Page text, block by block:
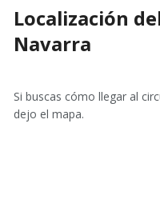
Localización
Navarra
Si buscas cómo llegar al
dejo el mapa.